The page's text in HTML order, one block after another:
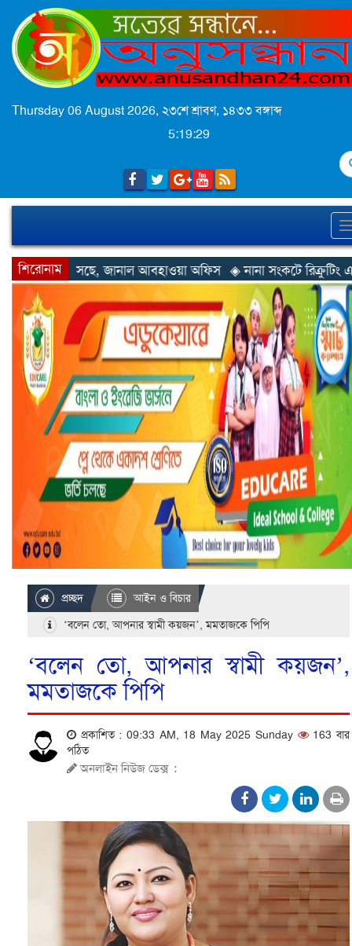
Thursday 06 August 2026, ২৩শে শ্রাবণ, ১৪৩৩ বঙ্গাব্দ
5:19:32
শিরোনামঅফিস ◈ নানা সংকটে রিক্রুটিং এজেন্সি, হুমকির মুখে শ্রম
প্রচ্ছদ
আইন ও বিচার
‘বলেন তো, আপনার স্বামী কয়জন’, মমতাজকে পিপি
‘বলেন তো, আপনার স্বামী কয়জন’,
মমতাজকে পিপি
প্রকাশিত : 09:33 AM, 18 May 2025 Sunday
163 বার
পঠিত
অনলাইন নিউজ ডেক্স :